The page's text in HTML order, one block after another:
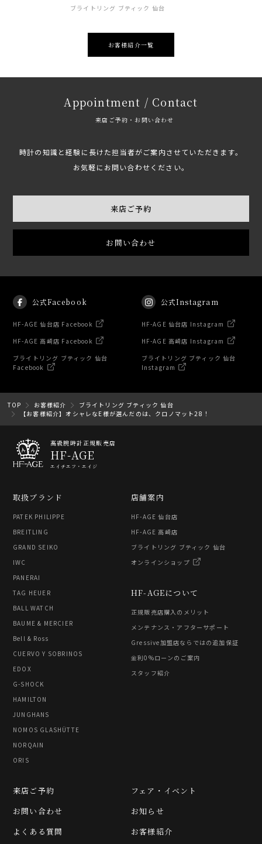
ブライトリング ブティック 仙台
お客様紹介一覧
Appointment / Contact
来店ご予約・お問い合わせ
時計の知識と経験に長けた担当者がご案内させていただきます。
お気軽にお問い合わせください。
来店ご予約
お問い合わせ
公式Facebook
HF-AGE 仙台店 Facebook
HF-AGE 高崎店 Facebook
ブライトリング ブティック 仙台
Facebook
公式Instagram
HF-AGE 仙台店 Instagram
HF-AGE 高崎店 Instagram
ブライトリング ブティック 仙台
Instagram
TOP お客様紹介
ブライトリング ブティック 仙台
【お客様紹介】オシャレなE様が選んだのは、クロノマット28！
高級腕時計正規販売店
HF-AGE
エイチエフ・エイジ
取扱ブランド
PATEK PHILIPPE
BREITLING
GRAND SEIKO
IWC
PANERAI
TAG HEUER
BALL WATCH
BAUME & MERCIER
Bell & Ross
CUERVO Y SOBRINOS
EDOX
G-SHOCK
HAMILTON
JUNGHANS
NOMOS GLASHÜTTE
NORQAIN
ORIS
HF-AGEについて
正規販売店購入のメリット
メンテナンス・アフターサポート
Gressive加盟店ならではの追加保証
金利0%ローンのご案内
スタッフ紹介
店舗案内
HF-AGE 仙台店
HF-AGE 高崎店
ブライトリング ブティック 仙台
オンラインショップ
フェア・イベント
お知らせ
お客様紹介
来店ご予約
お問い合わせ
よくある質問